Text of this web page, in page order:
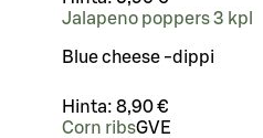
Jalapeno poppers 3 kpl
Blue cheese -dippi
Hinta: 8,90 €
Corn ribsGVE